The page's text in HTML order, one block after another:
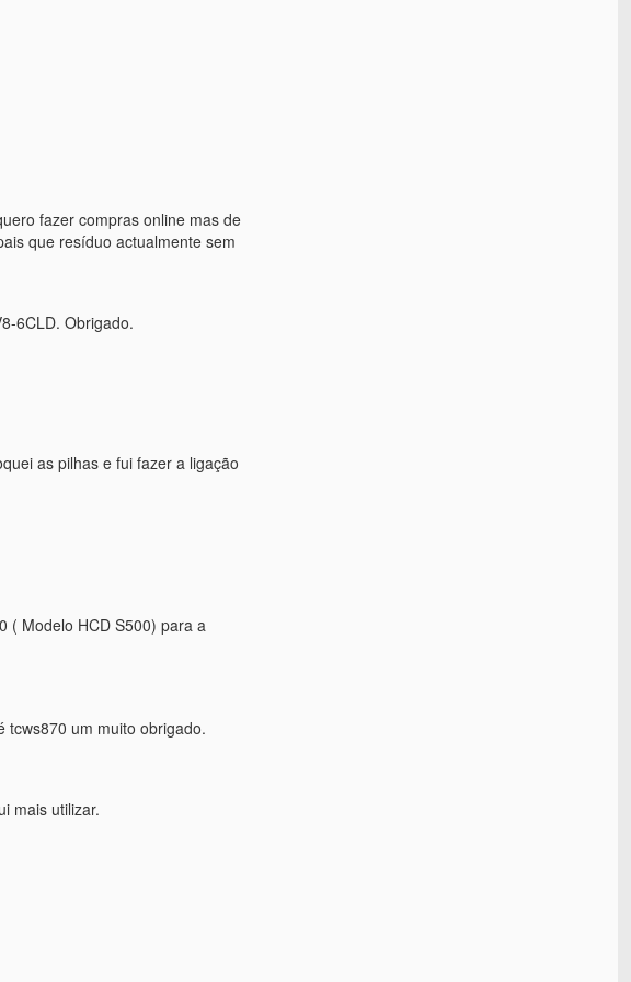
fazer compras online mas de
que resíduo actualmente sem
6CLD. Obrigado.
as pilhas e fui fazer a ligação
( Modelo HCD S500) para a
tcws870 um muito obrigado.
mais utilizar.